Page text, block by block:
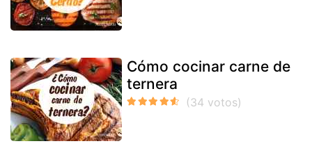
Cómo cocinar carne de
ternera